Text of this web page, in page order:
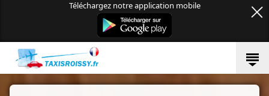
Téléchargez notre application mobile